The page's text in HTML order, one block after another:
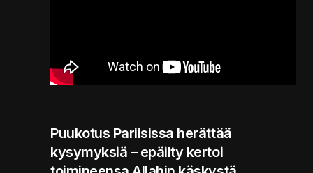
Puukotus Pariisissa herättää
kysymyksiä – epäilty kertoi